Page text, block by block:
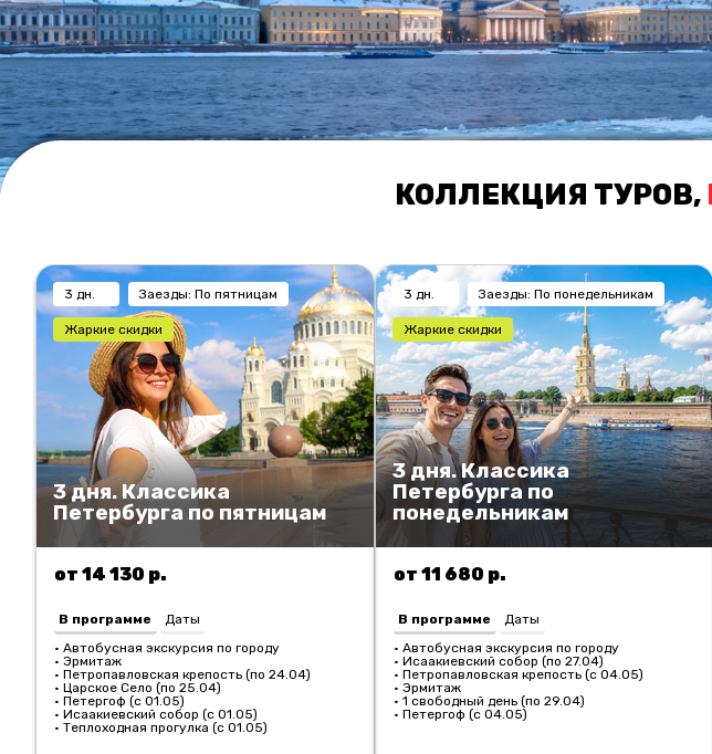
КОЛЛЕКЦИЯ ТУРОВ,
3 дн. Заезды: По пятницам
Жаркие скидки
3 дня. Классика
Петербурга по пятницам
от 14 130 р.
В программе
Даты
• Автобусная экскурсия по городу
• Эрмитаж
• Петропавловская крепость (по 24.04)
• Царское Село (по 25.04)
• Петергоф (с 01.05)
• Исаакиевский собор (с 01.05)
• Теплоходная прогулка (с 01.05)
3 дн. Заезды: По понедельникам
Жаркие скидки
3 дня. Классика
Петербурга по
понедельникам
от 11 680 р.
В программе
Даты
• Автобусная экскурсия по городу
• Исаакиевский собор (по 27.04)
• Петропавловская крепость (с 04.05)
• Эрмитаж
• 1 свободный день (по 29.04)
• Петергоф (с 04.05)